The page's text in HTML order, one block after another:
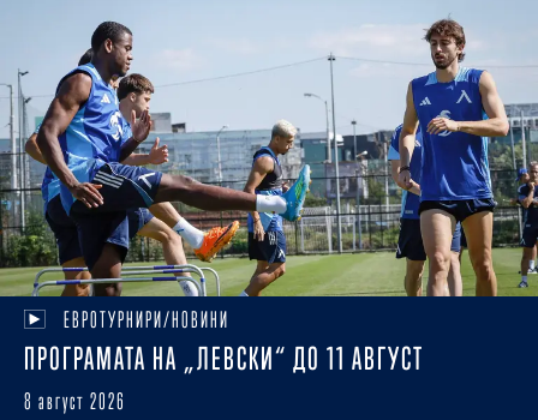
ЕВРОТУРНИРИ/НОВИНИ
ПРОГРАМАТА НА „ЛЕВСКИ“ ДО 11 АВГУСТ
8 август 2026